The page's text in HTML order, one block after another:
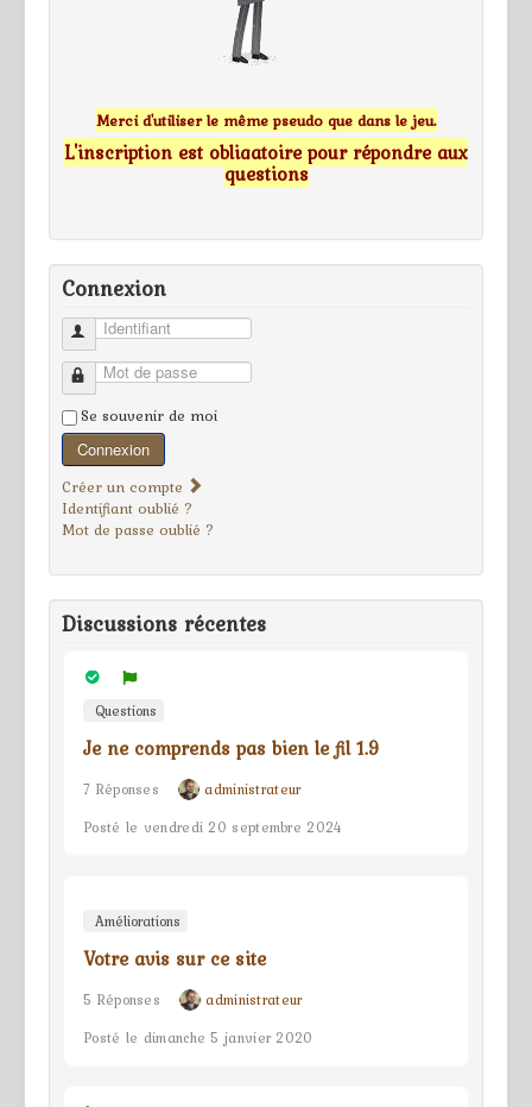
Merci d'utiliser le même pseudo que dans le jeu.
L'inscription est obligatoire pour répondre aux
questions
Connexion
Identifiant
Mot de passe
Se souvenir de moi
Connexion
Créer un compte
Identifiant oublié ?
Mot de passe oublié ?
Discussions récentes
Questions
Je ne comprends pas bien le fil 1.9
7 Réponses
administrateur
Posté le vendredi 20 septembre 2024
Améliorations
Votre avis sur ce site
5 Réponses
administrateur
Posté le dimanche 5 janvier 2020